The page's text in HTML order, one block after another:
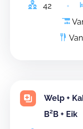
42
Welp +
B²B + Eik